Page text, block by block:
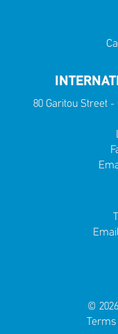
80 Garitou Street -
©